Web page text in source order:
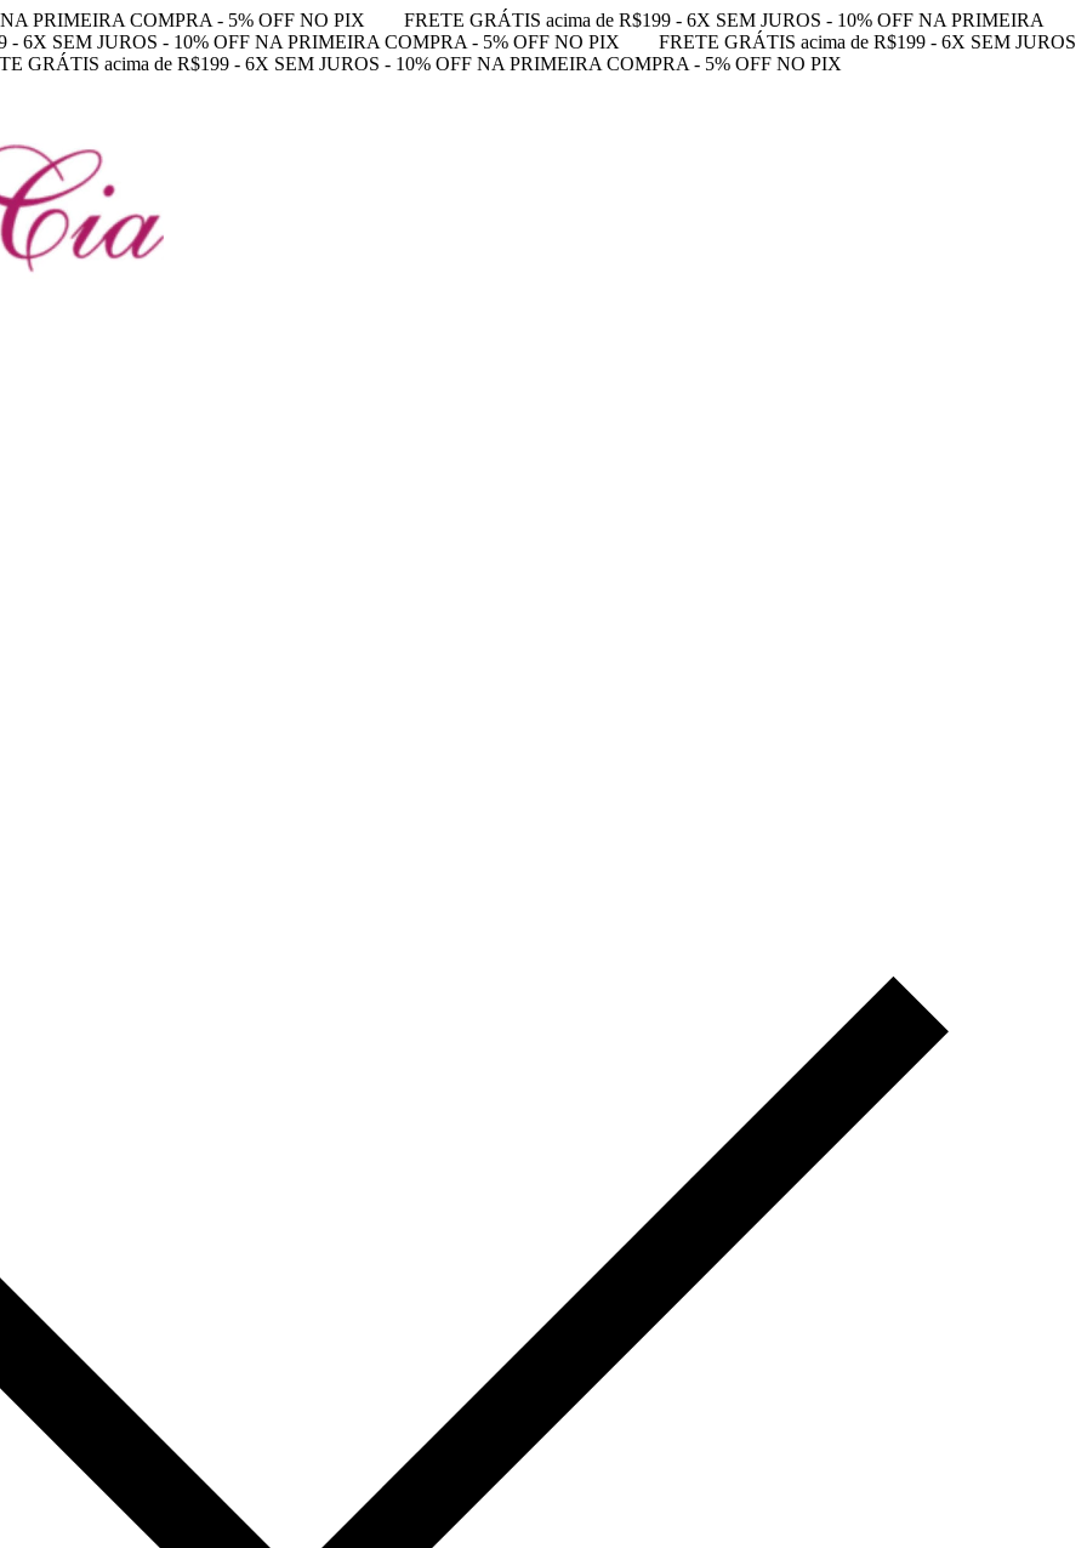
PRIMEIRA COMPRA - 5% OFF NO PIX
FRETE GRÁTIS acima de R$199 - 6X SEM JUROS - 10% OFF NA PRIMEIRA
- 6X SEM JUROS - 10% OFF NA PRIMEIRA COMPRA - 5% OFF NO PIX
FRETE GRÁTIS acima de R$199 - 6X SEM JUROS
GRÁTIS acima de R$199 - 6X SEM JUROS - 10% OFF NA PRIMEIRA COMPRA - 5% OFF NO PIX